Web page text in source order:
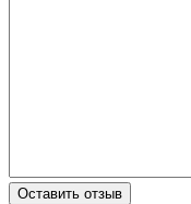
Оставить отзыв